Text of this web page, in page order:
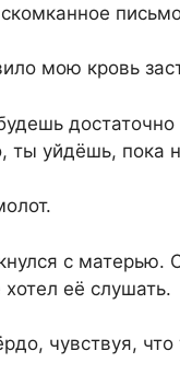
мою кровь
ты уйдёшь, пока
с
её слушать.
чувствуя,